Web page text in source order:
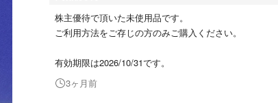
株主優待で頂いた未使用品です。
ご利用方法をご存じの方のみご購入ください。
有効期限は2026/10/31です。
3ヶ月前